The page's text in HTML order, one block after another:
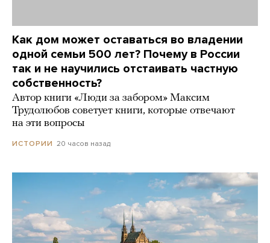
Как дом может оставаться во владении
одной семьи 500 лет? Почему в России
так и не научились отстаивать частную
собственность?
Автор книги «Люди за забором» Максим
Трудолюбов советует книги, которые отвечают
на эти вопросы
ИСТОРИИ 20 часов назад